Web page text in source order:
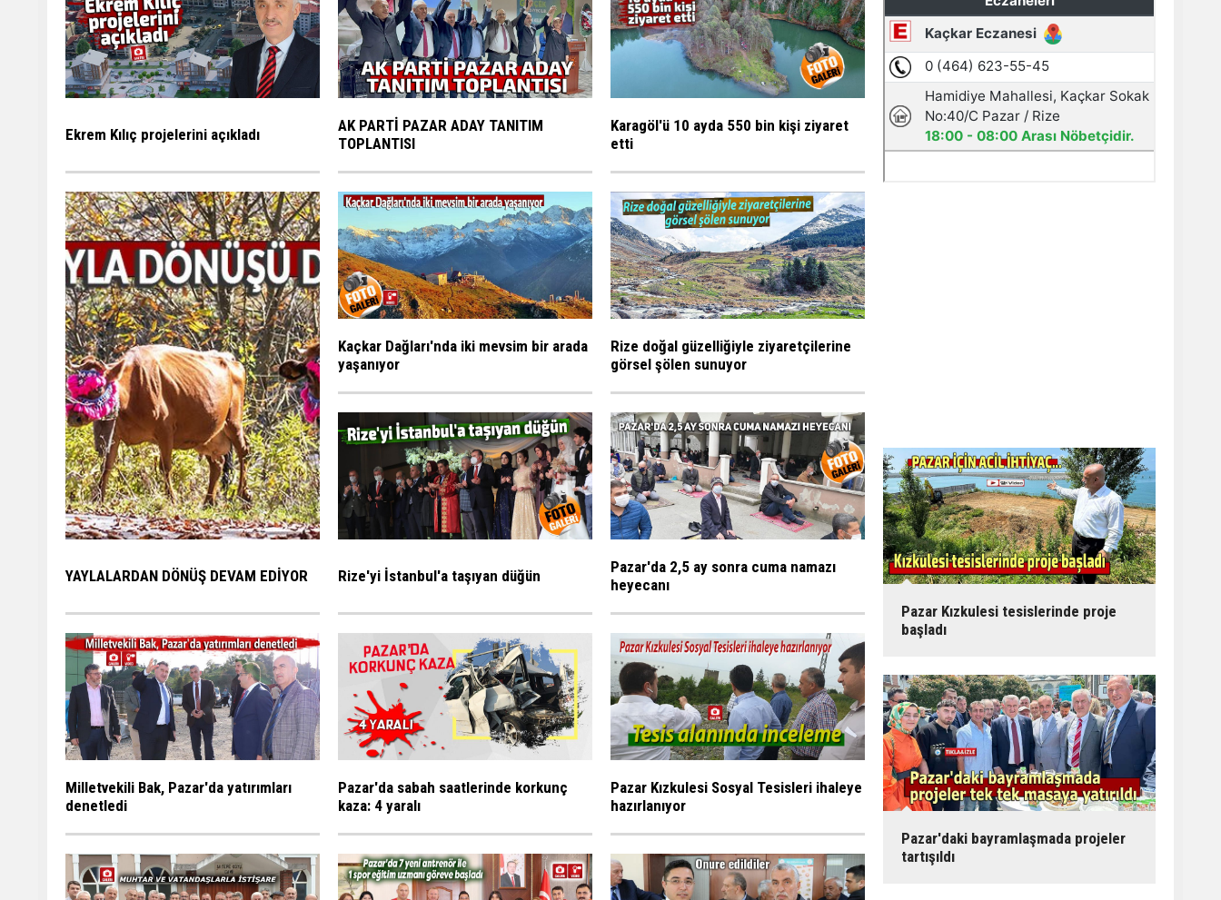
Ekrem Kılıç projelerini açıkladı
AK PARTİ PAZAR ADAY TANITIM
TOPLANTISI
Karagöl'ü 10 ayda 550 bin kişi ziyaret
etti
YAYLALARDAN DÖNÜŞ DEVAM EDİYOR
Kaçkar Dağları'nda iki mevsim bir arada
yaşanıyor
Rize doğal güzelliğiyle ziyaretçilerine
görsel şölen sunuyor
Rize'yi İstanbul'a taşıyan düğün
Pazar'da 2,5 ay sonra cuma namazı
heyecanı
Milletvekili Bak, Pazar'da yatırımları
denetledi
Pazar'da sabah saatlerinde korkunç
kaza: 4 yaralı
Pazar Kızkulesi Sosyal Tesisleri ihaleye
hazırlanıyor
Pazar Kızkulesi tesislerinde proje
başladı
Pazar'daki bayramlaşmada projeler
tartışıldı